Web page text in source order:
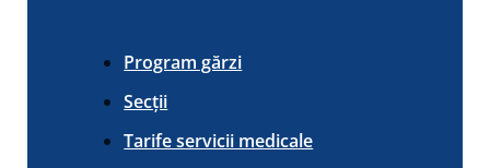
Program gărzi
Secții
Tarife servicii medicale